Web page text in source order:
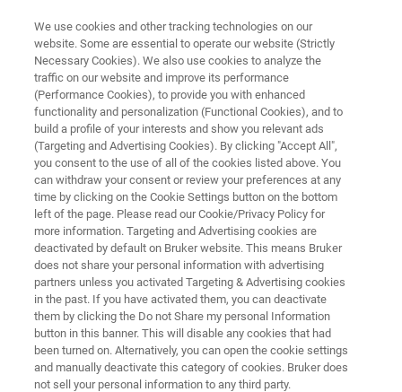
NMR 软件
先进化学分析软件：Advanced
Chemical Profiling 2.0
借助ACP 2.0（Advanced Chemical Profiling
2.0）实现分析工作流程自动化，解析复杂数据
集，充分挖掘布鲁克核磁共振（NMR）波谱仪
的应用潜力。
We use cookies and other tracking technologies on our
website. Some are essential to operate our website (Strictly
Necessary Cookies). We also use cookies to analyze the
traffic on our website and improve its performance
(Performance Cookies), to provide you with enhanced
functionality and personalization (Functional Cookies), and to
build a profile of your interests and show you relevant ads
(Targeting and Advertising Cookies). By clicking "Accept All",
you consent to the use of all of the cookies listed above. You
can withdraw your consent or review your preferences at any
time by clicking on the Cookie Settings button on the bottom
left of the page. Please read our Cookie/Privacy Policy for
more information. Targeting and Advertising cookies are
deactivated by default on Bruker website. This means Bruker
does not share your personal information with advertising
partners unless you activated Targeting & Advertising cookies
in the past. If you have activated them, you can deactivate
them by clicking the Do not Share my personal Information
button in this banner. This will disable any cookies that had
been turned on. Alternatively, you can open the cookie settings
and manually deactivate this category of cookies. Bruker does
not sell your personal information to any third party.